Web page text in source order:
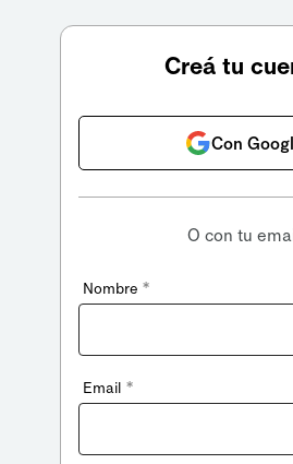
Creá tu
Con
O con tu
Nombre *
Email *